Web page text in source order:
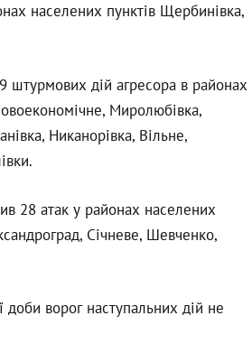
населених пунктів Щербинівка,
дій агресора в районах
Миролюбівка,
Никанорівка, Вільне,
28 атак у районах населених
Січневе, Шевченко,
ворог наступальних дій не